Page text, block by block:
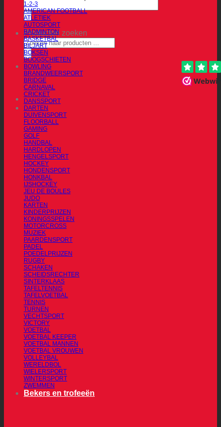
Producten zoeken
1-2-3
AMERICAN FOOTBALL
ATLETIEK
AUTOSPORT
BADMINTON
BASKETBAL
BILJART
BOKSEN
BOOGSCHIETEN
BOWLING
BRANDWEERSPORT
BRIDGE
CARNAVAL
CRICKET
DANSSPORT
DARTEN
DUIVENSPORT
FLOORBALL
GAMING
GOLF
HANDBAL
HARDLOPEN
HENGELSPORT
HOCKEY
HONDENSPORT
HONKBAL
IJSHOCKEY
JEU DE BOULES
JUDO
KARTEN
KINDERPRIJZEN
KONINGSSPELEN
MOTORCROSS
MUZIEK
PAARDENSPORT
PADEL
POEDELPRIJZEN
RUGBY
SCHAKEN
SCHEIDSRECHTER
SINTERKLAAS
TAFELTENNIS
TAFELVOETBAL
TENNIS
TURNEN
VECHTSPORT
VICTORY
VOETBAL
VOETBAL KEEPER
VOETBAL MANNEN
VOETBAL VROUWEN
VOLLEYBAL
WERELDBOL
WIELERSPORT
WINTERSPORT
ZWEMMEN
Bekers en trofeeën